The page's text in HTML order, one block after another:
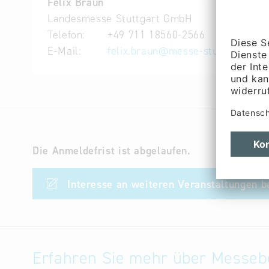
Veranstalter:
BAYERN INTERNATIONAL
Bayerisches Staatsministerium für
Landesmesse Stuttgart GmbH
Telefon:
+49 711 18560-2566
E-Mail:
felix.braun@messe-stuttgart.de
Die Anmeldefrist ist abgelaufen.
Interesse an weiteren Veranstaltungen
Erfahren Sie mehr über